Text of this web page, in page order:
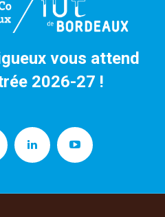
vous attend
2026-27 !